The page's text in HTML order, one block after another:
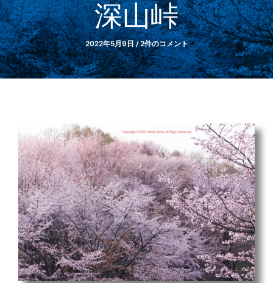
深山峠
2022年5月9日/2件のコメント
入
力
し
て
下
さ
い